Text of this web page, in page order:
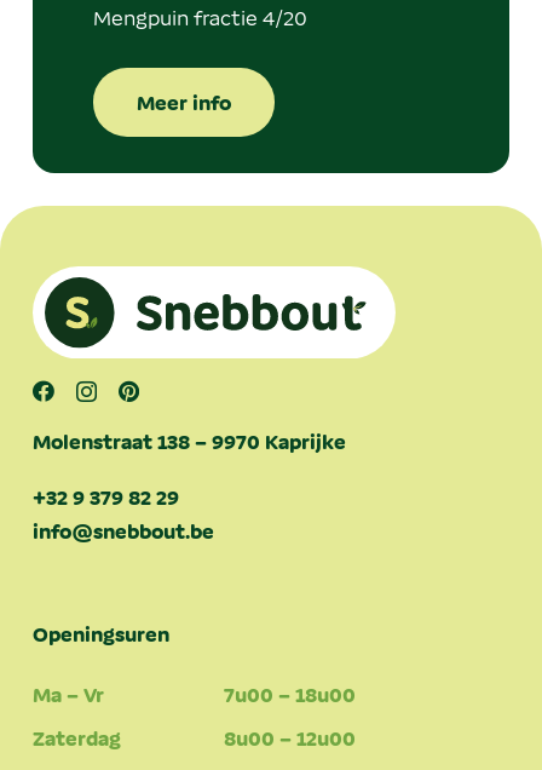
Mengpuin fractie 4/20
Meer info
Molenstraat 138 – 9970 Kaprijke
+32 9 379 82 29
info@snebbout.be
Openingsuren
Ma – Vr
7u00 – 18u00
Zaterdag
8u00 – 12u00